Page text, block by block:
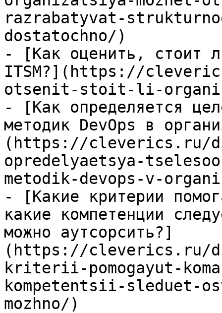
razrabatyvat-
dostatochno/)
- [Как оценить, стоит
ITSM?](https://
otsenit-stoit-li-
- [Как определяется
методик DevOps в
(https://cleverics.ru/
opredelyaetsya-
metodik-devops-v-
- [Какие критерии
какие компетенции
можно аутсорсить?]
(https://cleverics.ru/
kriterii-pomogayut-
kompetentsii-sleduet-
mozhno/)